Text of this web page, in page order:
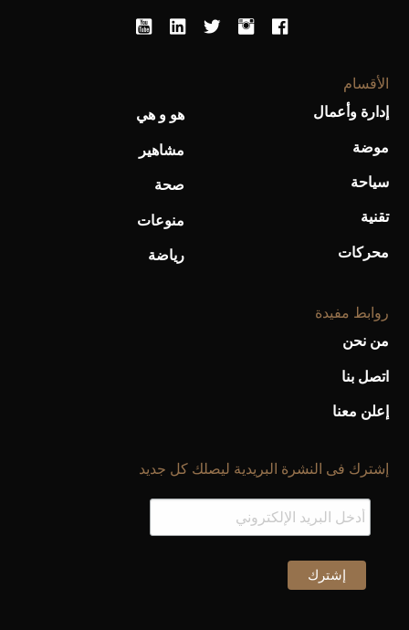
الأقسام
إدارة وأعمال
موضة
سياحة
تقنية
محركات
هو و هي
مشاهير
صحة
منوعات
رياضة
روابط مفيدة
من نحن
اتصل بنا
إعلن معنا
إشترك فى النشرة البريدية ليصلك كل جديد